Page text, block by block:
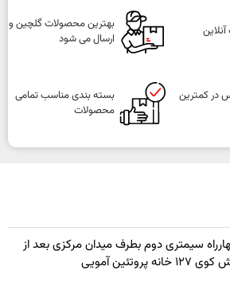
بهترین محصولات گلچین و
ارسال می شود
در کمترین
بسته بندی مناسب تمامی
محصولات
بهمن چهارراه سیمتری دوم بطرف میدان مرکزی بعد از
آمویی